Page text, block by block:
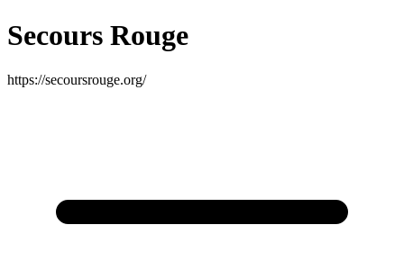
Secours Rouge
https://secoursrouge.org/